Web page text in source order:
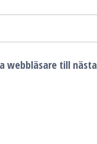
webbläsare till nästa